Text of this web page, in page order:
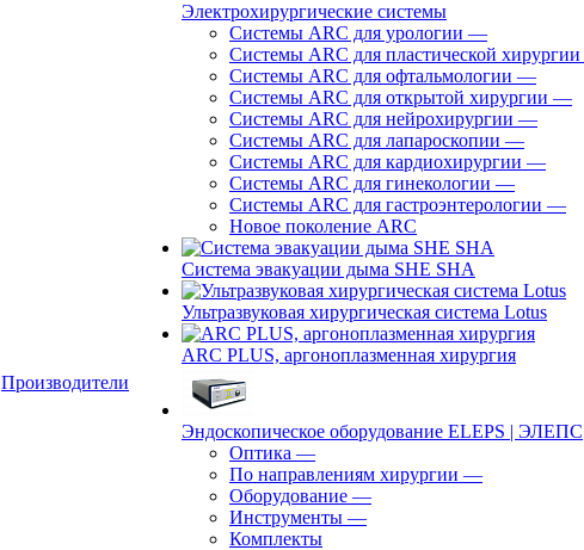
Производители
Электрохирургические системы
Системы ARC для урологии —
Системы ARC для пластической хирургии
Системы ARC для офтальмологии —
Системы ARC для открытой хирургии —
Системы ARC для нейрохирургии —
Системы ARC для лапароскопии —
Системы ARC для кардиохирургии —
Системы ARC для гинекологии —
Системы ARC для гастроэнтерологии —
Новое поколение ARC
Система эвакуации дыма SHE SHA
Ультразвуковая хирургическая система Lotus
ARC PLUS, аргоноплазменная хирургия
Эндоскопическое оборудование ELEPS | ЭЛЕПС
Оптика —
По направлениям хирургии —
Оборудование —
Инструменты —
Комплекты